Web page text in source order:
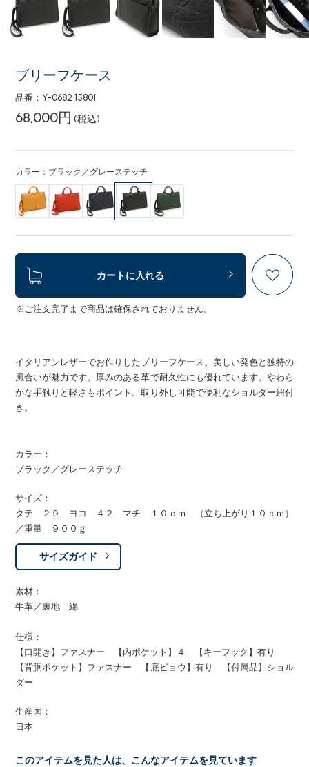
ブリーフケース
品番：Y-0682 15801
68,000円 (税込)
カラー：ブラック／グレーステッチ
カートに入れる
※ご注文完了まで商品は確保されておりません。
イタリアンレザーでお作りしたブリーフケース。美しい発色と独特の
風合いが魅力です。厚みのある革で耐久性にも優れています。やわら
かな手触りと軽さもポイント。取り外し可能で便利なショルダー紐付
き。
カラー：
ブラック／グレーステッチ
サイズ：
タテ ２９ ヨコ ４２ マチ １０ｃｍ （立ち上がり１０ｃｍ）
／重量 ９００ｇ
サイズガイド
素材：
牛革／裏地 綿
仕様：
【口開き】ファスナー 【内ポケット】４ 【キーフック】有り
【背胴ポケット】ファスナー 【底ビョウ】有り 【付属品】ショル
ダー
生産国：
日本
このアイテムを見た人は、こんなアイテムを見ています